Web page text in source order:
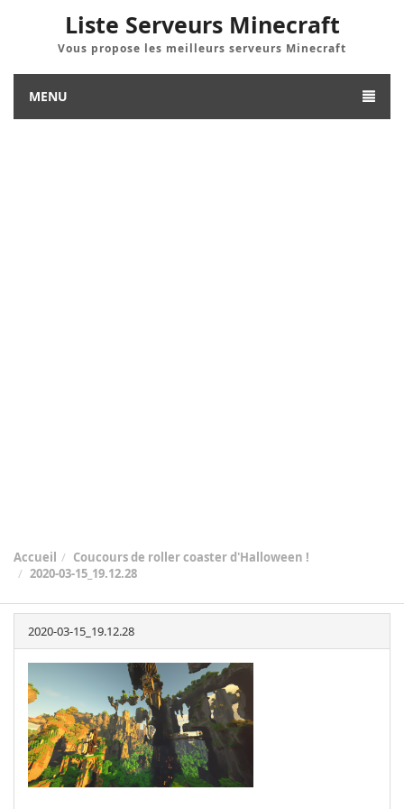
Liste Serveurs Minecraft
Vous propose les meilleurs serveurs Minecraft
MENU
Accueil
Coucours de roller coaster d'Halloween !
2020-03-15_19.12.28
2020-03-15_19.12.28